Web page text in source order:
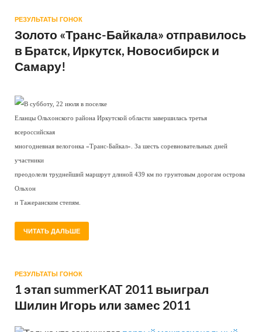
РЕЗУЛЬТАТЫ ГОНОК
Золото «Транс-Байкала» отправилось
в Братск, Иркутск, Новосибирск и
Самару!
В субботу, 22 июля в поселке
Еланцы Ольхонского района Иркутской области завершилась третья
всероссийская
многодневная велогонка «Транс-Байкал». За шесть соревновательных дней
участники
преодолели труднейший маршрут длиной 439 км по грунтовым дорогам острова
Ольхон
и Тажеранским степям.
ЧИТАТЬ ДАЛЬШЕ
РЕЗУЛЬТАТЫ ГОНОК
1 этап summerKAT 2011 выиграл
Шилин Игорь или замес 2011